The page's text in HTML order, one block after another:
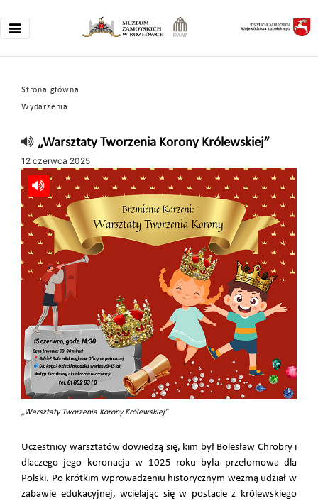
Strona główna
Wydarzenia
„Warsztaty Tworzenia Korony Królewskiej”
12 czerwca 2025
„Warsztaty Tworzenia Korony Królewskiej”
Uczestnicy warsztatów dowiedzą się, kim był Bolesław Chrobry i
dlaczego jego koronacja w 1025 roku była przełomowa dla
Polski. Po krótkim wprowadzeniu historycznym wezmą udział w
zabawie edukacyjnej, wcielając się w postacie z królewskiego